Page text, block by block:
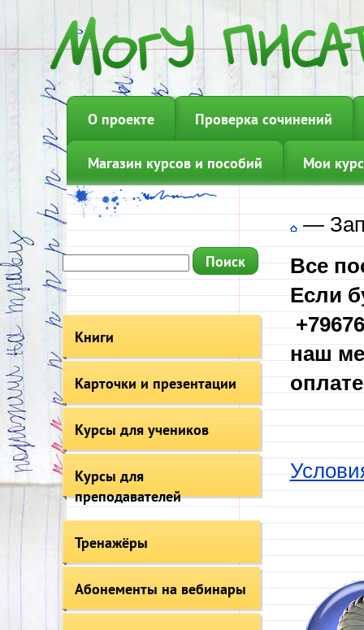
О проекте Проверка сочинений
Магазин курсов и пособий Мои
Книги
Карточки и презентации
Курсы для учеников
Курсы для
преподавателей
Тренажёры
Абонементы на вебинары
—
Все
Если
наш